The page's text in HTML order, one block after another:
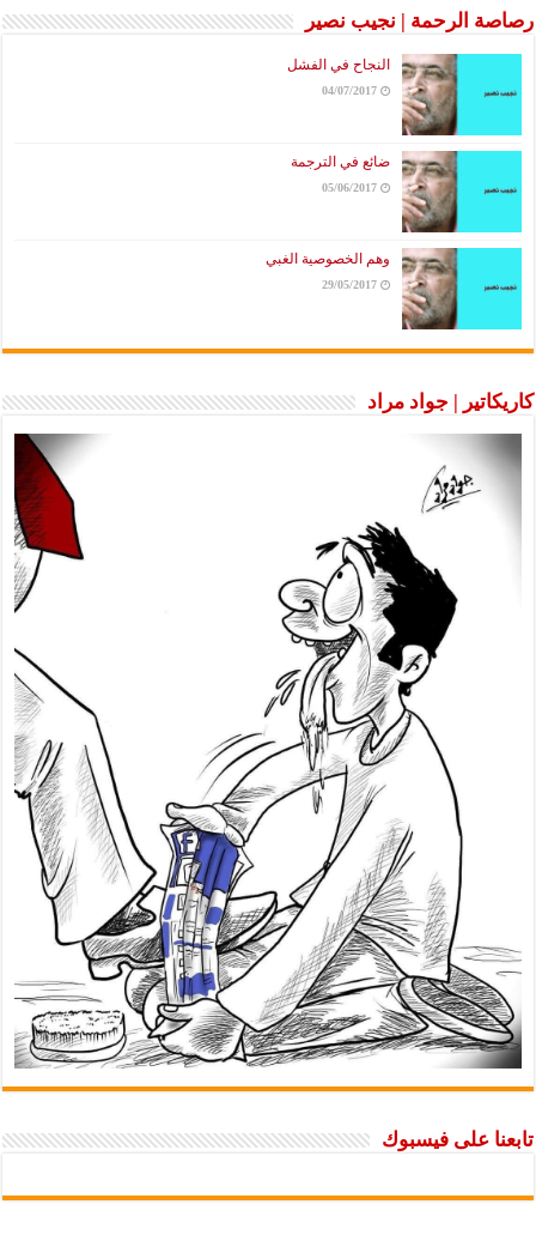
رصاصة الرحمة | نجيب نصير
النجاح في الفشل
04/07/2017
ضائع في الترجمة
05/06/2017
وهم الخصوصية الغبي
29/05/2017
كاريكاتير | جواد مراد
تابعنا على فيسبوك